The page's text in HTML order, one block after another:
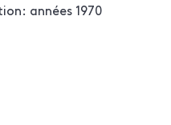
années 1970